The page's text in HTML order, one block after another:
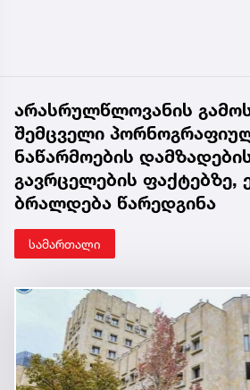
არასრულწლოვანის
შემცველი
ნაწარმოების
გავრცელების ფაქტებზე,
ბრალდება წარედგინა
სამართალი